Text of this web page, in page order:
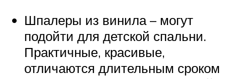
Шпалеры из винила – могут
подойти для детской спальни.
Практичные, красивые,
отличаются длительным сроком